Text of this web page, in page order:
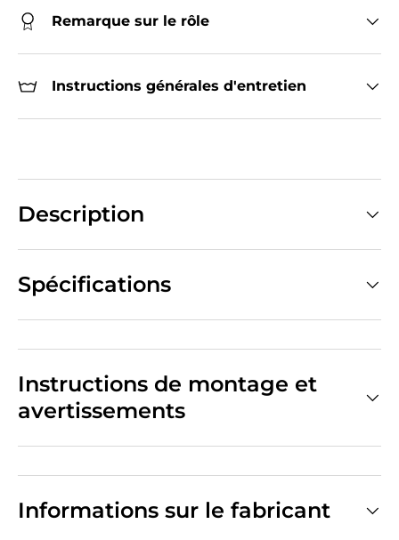
Remarque sur le rôle
Instructions générales d'entretien
Description
Spécifications
Instructions de montage et
avertissements
Informations sur le fabricant